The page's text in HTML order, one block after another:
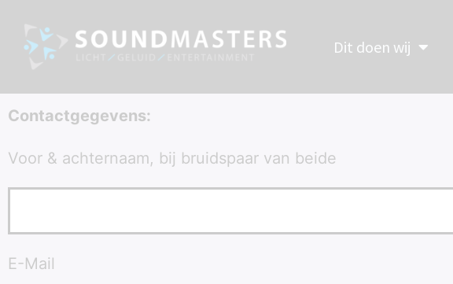
Dit doen wij
Contactgegevens:
Voor & achternaam, bij bruidspaar van beide
E-Mail